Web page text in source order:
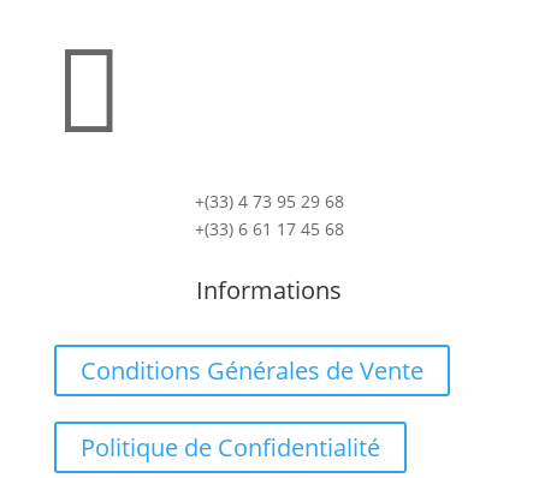

+(33) 4 73 95 29 68
+(33) 6 61 17 45 68
Informations
Conditions Générales de Vente
Politique de Confidentialité